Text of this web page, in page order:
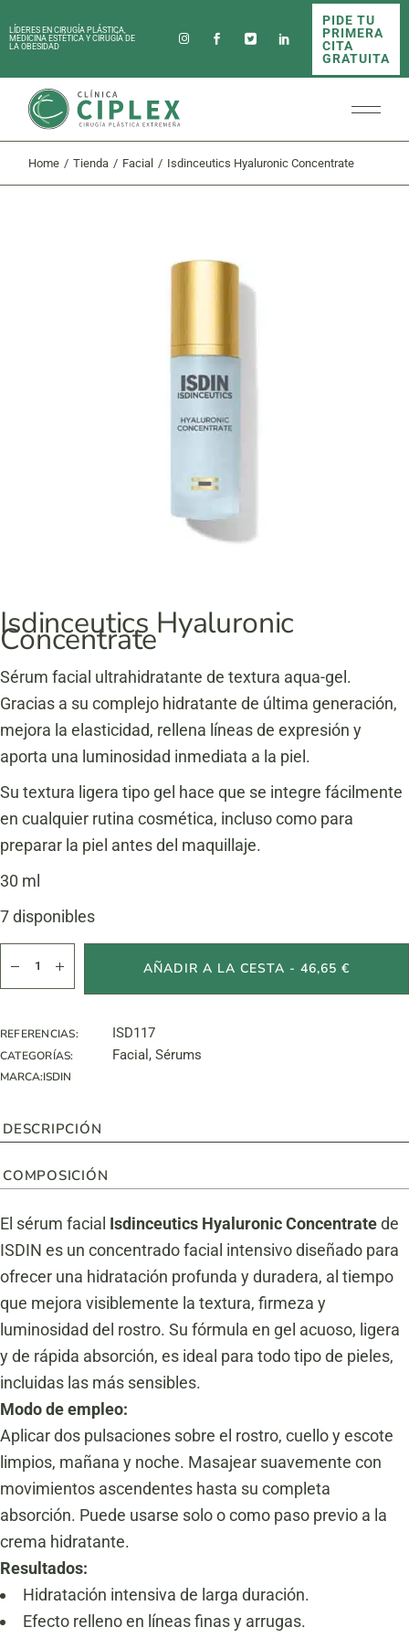
to
theLÍDERES EN CIRUGÍA PLÁSTICA,
MEDICINA ESTÉTICA Y CIRUGÍA DE
LA OBESIDAD
PIDE TU
PRIMERA
CITA
GRATUITA
Home Tienda Facial Isdinceutics Hyaluronic Concentrate
Isdinceutics Hyaluronic
Concentrate
Sérum facial ultrahidratante de textura aqua-gel.
Gracias a su complejo hidratante de última generación,
mejora la elasticidad, rellena líneas de expresión y
aporta una luminosidad inmediata a la piel.
Su textura ligera tipo gel hace que se integre fácilmente
en cualquier rutina cosmética, incluso como para
preparar la piel antes del maquillaje.
30 ml
7 disponibles
AÑADIR A LA CESTA - 46,65 €
REFERENCIAS: ISD117
CATEGORÍAS: Facial , Sérums
MARCA:ISDIN
DESCRIPCIÓN
COMPOSICIÓN
El sérum facial Isdinceutics Hyaluronic Concentratede
ISDIN es un concentrado facial intensivo diseñado para
ofrecer una hidratación profunda y duradera, al tiempo
que mejora visiblemente la textura, firmeza y
luminosidad del rostro. Su fórmula en gel acuoso, ligera
y de rápida absorción, es ideal para todo tipo de pieles,
incluidas las más sensibles.
Modo de empleo:
Aplicar dos pulsaciones sobre el rostro, cuello y escote
limpios, mañana y noche. Masajear suavemente con
movimientos ascendentes hasta su completa
absorción. Puede usarse solo o como paso previo a la
crema hidratante.
Resultados:
Hidratación intensiva de larga duración.
Efecto relleno en líneas finas y arrugas.